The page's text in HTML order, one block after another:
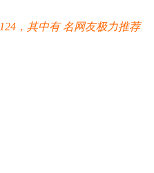
，其中有名网友极力推荐